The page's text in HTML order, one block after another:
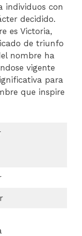
individuos con
decidido.
es Victoria,
de triunfo
nombre ha
vigente
para
que inspire